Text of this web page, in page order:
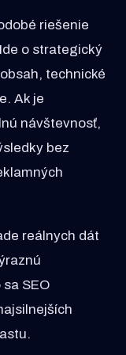
riešenie
o strategický
technické
Ak je
návštevnosť,
bez
reálnych dát
SEO